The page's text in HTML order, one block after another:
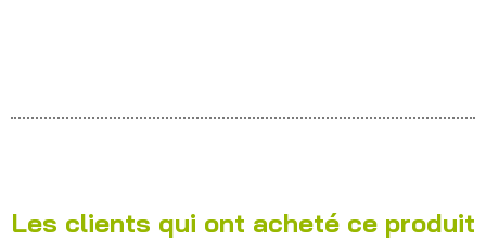
Les clients qui ont acheté ce produit